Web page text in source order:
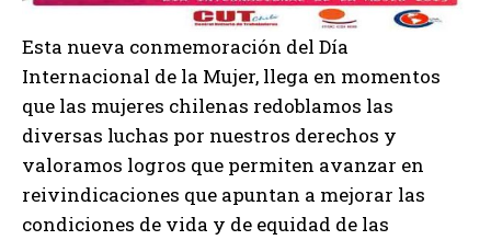
Esta nueva conmemoración del Día
Internacional de la Mujer, llega en momentos
que las mujeres chilenas redoblamos las
diversas luchas por nuestros derechos y
valoramos logros que permiten avanzar en
reivindicaciones que apuntan a mejorar las
condiciones de vida y de equidad de las